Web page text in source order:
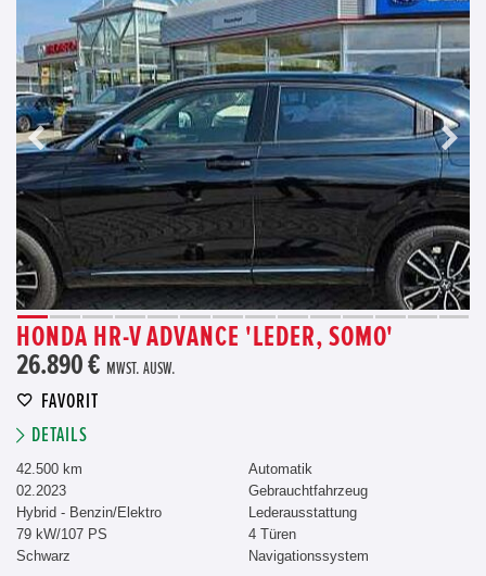
HONDA HR-V ADVANCE 'LEDER, SOMO'
26.890 € MWST. AUSW.
FAVORIT
DETAILS
42.500 km
02.2023
Hybrid - Benzin/Elektro
79 kW/107 PS
Schwarz
Automatik
Gebrauchtfahrzeug
Lederausstattung
4 Türen
Navigationssystem